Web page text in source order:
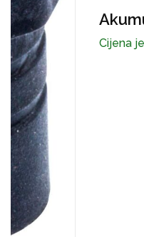
Akumulator –
Cijena je informativnog